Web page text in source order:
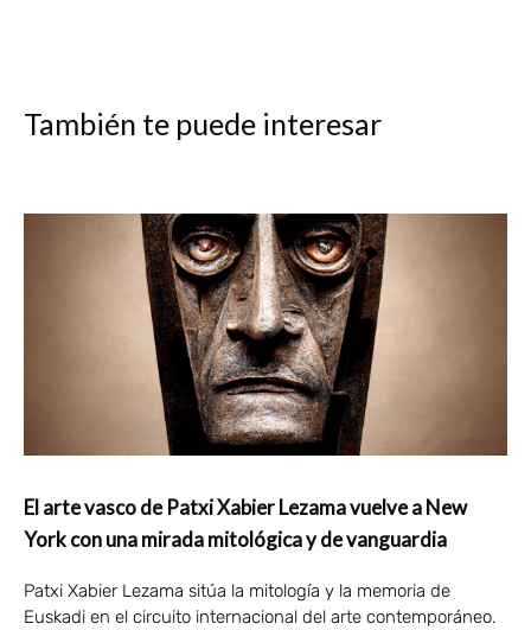
También te puede interesar
El arte vasco de Patxi Xabier Lezama vuelve a New
York con una mirada mitológica y de vanguardia
Patxi Xabier Lezama sitúa la mitología y la memoria de
Euskadi en el circuito internacional del arte contemporáneo.